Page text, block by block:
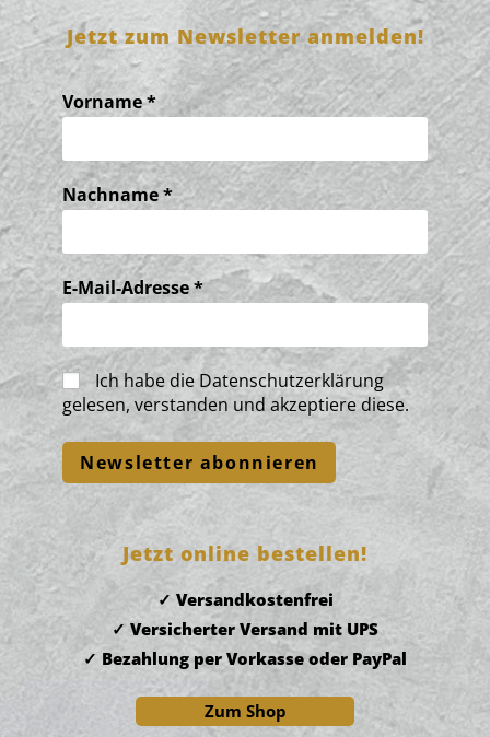
Jetzt zum Newsletter anmelden!
Vorname*
Nachname*
E-Mail-Adresse*
Ich habe die Datenschutzerklärung
gelesen, verstanden und akzeptiere diese.
Jetzt online bestellen!
Versandkostenfrei
Versicherter Versand mit UPS
Bezahlung per Vorkasse oder PayPal
Zum Shop